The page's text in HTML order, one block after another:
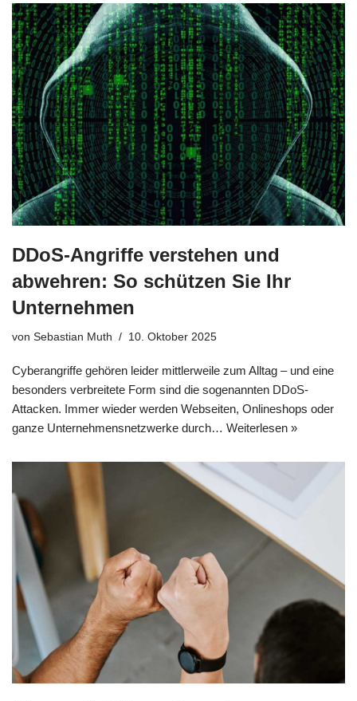
DDoS-Angriffe verstehen und
abwehren: So schützen Sie Ihr
Unternehmen
von Sebastian Muth 10. Oktober 2025
Cyberangriffe gehören leider mittlerweile zum Alltag – und eine
besonders verbreitete Form sind die sogenannten DDoS-
Attacken. Immer wieder werden Webseiten, Onlineshops oder
ganze Unternehmensnetzwerke durch… Weiterlesen »